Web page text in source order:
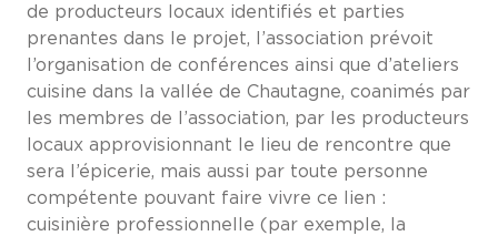
de producteurs locaux identifiés et parties
prenantes dans le projet, l’association prévoit
l’organisation de conférences ainsi que d’ateliers
cuisine dans la vallée de Chautagne, coanimés par
les membres de l’association, par les producteurs
locaux approvisionnant le lieu de rencontre que
sera l’épicerie, mais aussi par toute personne
compétente pouvant faire vivre ce lien :
cuisinière professionnelle (par exemple, la